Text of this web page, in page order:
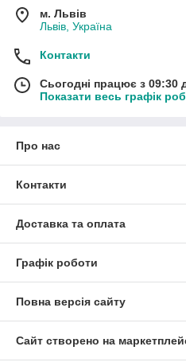
м. Львів
Львів, Україна
Контакти
Сьогодні працює з 09:30
Показати весь графік
Про нас
Контакти
Доставка та оплата
Графік роботи
Повна версія сайту
Сайт створено на